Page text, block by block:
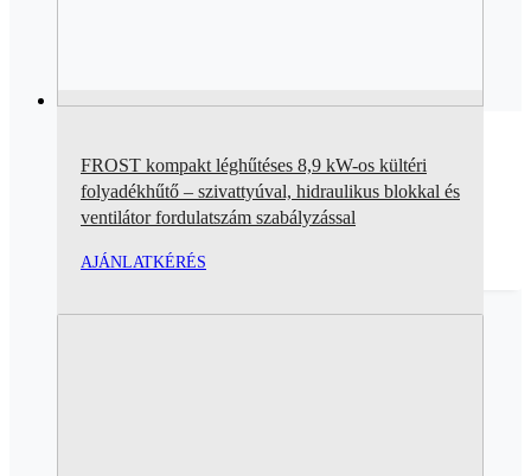
FROST kompakt léghűtéses 8,9 kW-os kültéri
folyadékhűtő – szivattyúval, hidraulikus blokkal és
ventilátor fordulatszám szabályzással
AJÁNLATKÉRÉS